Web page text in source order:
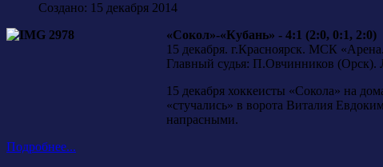
Создано: 15 декабря 2014
«Сокол»-«Кубань» - 4:1 (2:0, 0:1, 2:0)
15 декабря. г.Красноярск. МСК
Главный судья: П.Овчинников
15 декабря хоккеисты «Сокола» на
«стучались» в ворота Виталия
напрасными.
Подробнее...